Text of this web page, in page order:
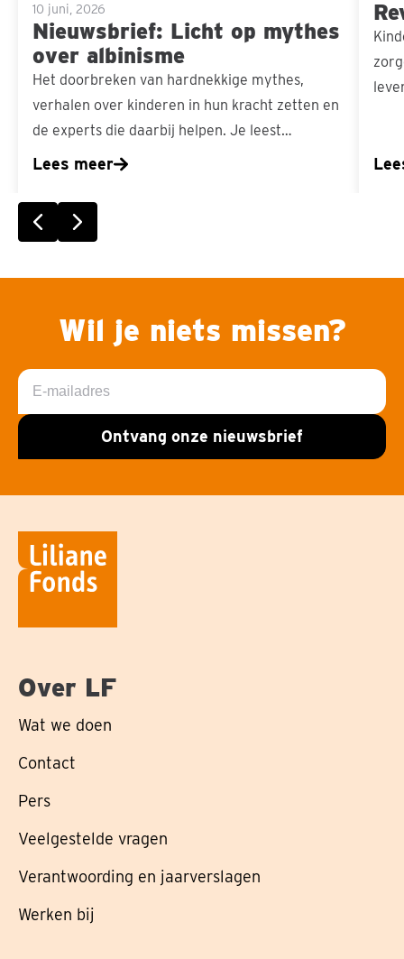
10 juni, 2026
Nieuwsbrief: Licht op mythes
over albinisme
Het doorbreken van hardnekkige mythes,
verhalen over kinderen in hun kracht zetten en
de experts die daarbij helpen. Je leest…
Lees meer
Vorige slideVolgende slide
Wil je niets missen?
E-
mailadres
Ontvang onze nieuwsbrief
Over LF
Wat we doen
Contact
Pers
Veelgestelde vragen
Verantwoording en jaarverslagen
Werken bij